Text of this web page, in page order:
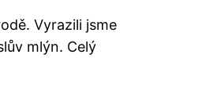
Vyrazili jsme
mlýn. Celý